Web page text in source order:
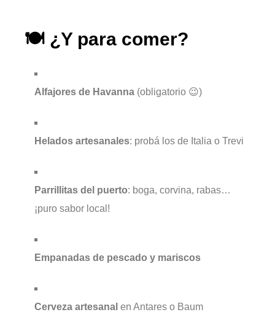
🍽️ ¿Y para comer?
Alfajores de Havanna (obligatorio 😉)
Helados artesanales: probá los de Italia o Trevi
Parrillitas del puerto: boga, corvina, rabas…
¡puro sabor local!
Empanadas de pescado y mariscos
Cerveza artesanal en Antares o Baum